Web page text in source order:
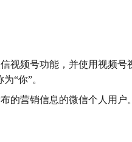
视频号功能，并使用视频号
“你”。
的营销信息的微信个人用户。